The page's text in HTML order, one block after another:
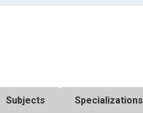
Subjects Specializations